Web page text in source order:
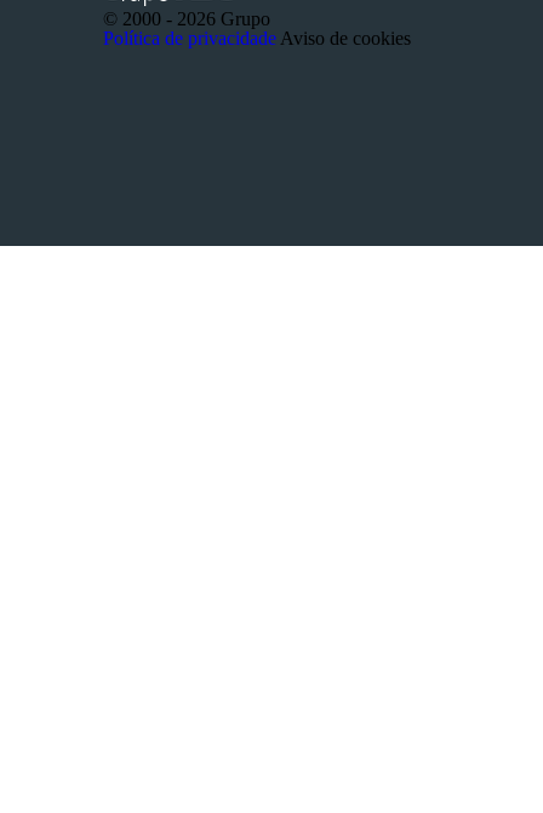
© 2000 - 2026 Grupo
Política de privacidade Aviso de cookies